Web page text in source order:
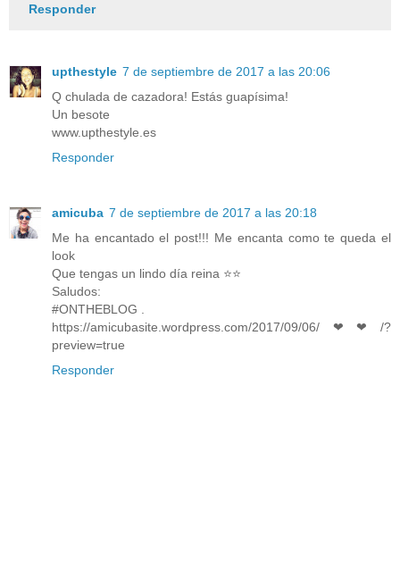
Responder
upthestyle 7 de septiembre de 2017 a las 20:06
Q chulada de cazadora! Estás guapísima!
Un besote
www.upthestyle.es
Responder
amicuba 7 de septiembre de 2017 a las 20:18
Me ha encantado el post!!! Me encanta como te queda el
look
Que tengas un lindo día reina ⭐️⭐️
Saludos:
#ONTHEBLOG .
https://amicubasite.wordpress.com/2017/09/06/❤❤/?
preview=true
Responder